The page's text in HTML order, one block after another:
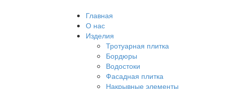
Главная
О нас
Изделия
Тротуарная плитка
Бордюры
Водостоки
Фасадная плитка
Накрывные элементы